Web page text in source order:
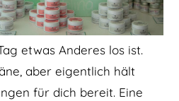
etwas Anderes los ist.
aber eigentlich hält
für dich bereit. Eine